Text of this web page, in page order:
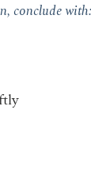
conclude